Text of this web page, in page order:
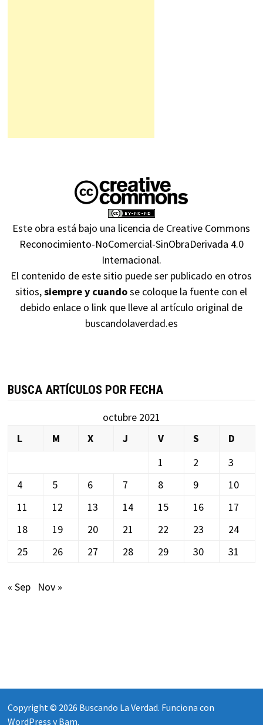
Este obra está bajo una licencia de Creative Commons
Reconocimiento-NoComercial-SinObraDerivada 4.0
Internacional.
El contenido de este sitio puede ser publicado en otros
sitios,siempre y cuandose coloque la fuente con el
debido enlace o link que lleve al artículo original de
buscandolaverdad.es
BUSCA ARTÍCULOS POR FECHA
octubre 2021
L
M X J V S
D
1
2
3
4
5 6 7 8 9
10
11
12 13 14 15 16
17
18
19 20 21 22 23
24
25
26 27 28 29 30 31
« Sep Nov »
Copyright © 2026 Buscando La Verdad. Funciona con
WordPress yBam.